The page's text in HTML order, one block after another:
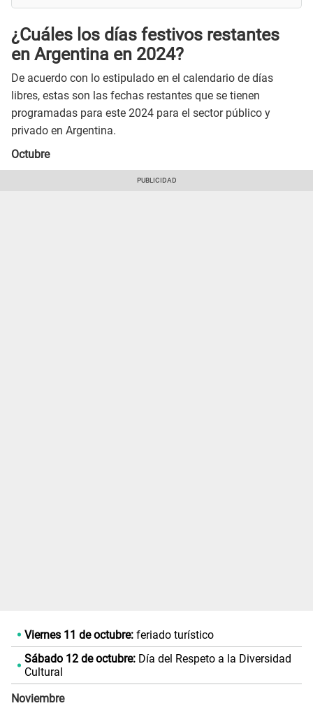
¿Cuáles los días festivos restantes
en Argentina en 2024?
De acuerdo con lo estipulado en el calendario de días
libres, estas son las fechas restantes que se tienen
programadas para este 2024 para el sector público y
privado en Argentina.
Octubre
Viernes 11 de octubre: feriado turístico
Sábado 12 de octubre:Día del Respeto a la Diversidad
Cultural
Noviembre